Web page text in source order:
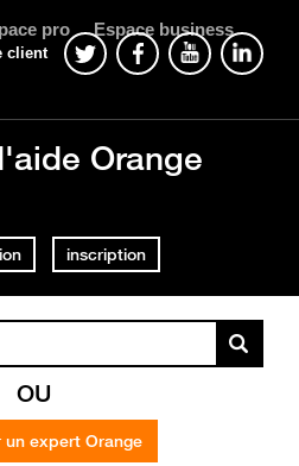
pro Espace business
client
Orange
inscription
OU
un expert Orange